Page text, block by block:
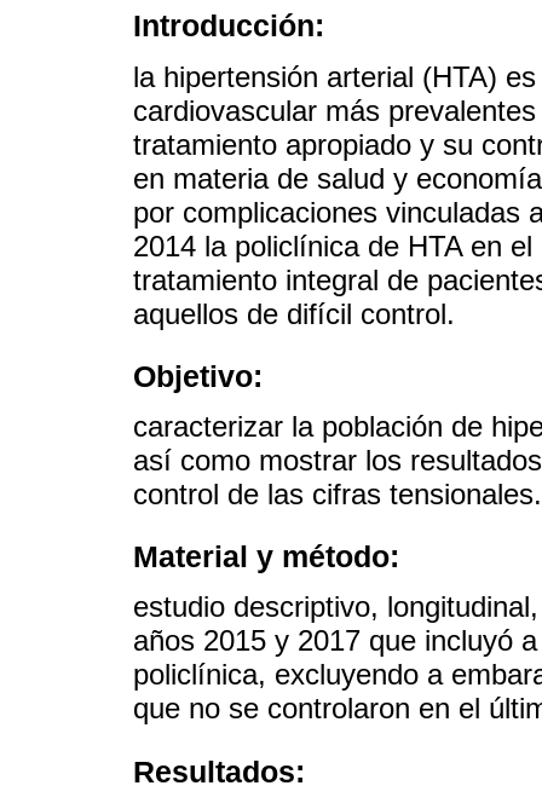
Introducción:
la hipertensión arterial (HTA)
cardiovascular más
tratamiento apropiado y su
en materia de salud y
por complicaciones vinculadas
2014 la policlínica de HTA en
tratamiento integral de
aquellos de difícil control.
Objetivo:
caracterizar la población de
así como mostrar los
control de las cifras tensionales.
Material y método:
estudio descriptivo,
años 2015 y 2017 que incluyó
policlínica, excluyendo a
que no se controlaron en el
Resultados: